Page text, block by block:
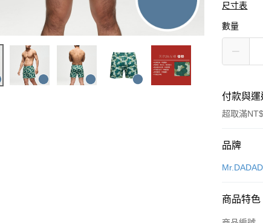
尺寸表
數量
付款與
超取滿
付款方式
信用卡一
品牌
商品特色